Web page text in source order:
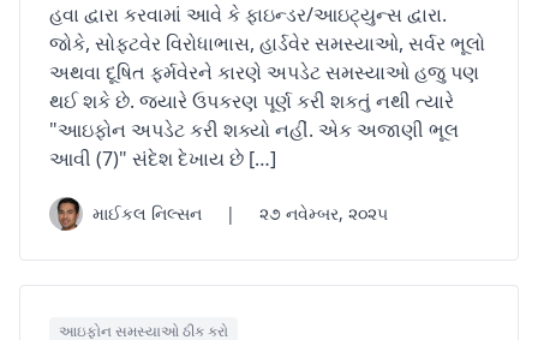
હવા દ્વારા કરવામાં આવે કે ફાઇન્ડર/આઇટ્યુન્સ દ્વારા.
જોકે, સોફ્ટવેર વિરોધાભાસ, હાર્ડવેર સમસ્યાઓ, સર્વર ભૂલો
અથવા દૂષિત ફર્મવેરને કારણે અપડેટ સમસ્યાઓ હજુ પણ
થઈ શકે છે. જ્યારે ઉપકરણ પૂર્ણ કરી શકતું નથી ત્યારે
"આઇફોન અપડેટ કરી શક્યો નહીં. એક અજાણી ભૂલ
આવી (7)" સંદેશ દેખાય છે […]
માઈકલ નિલ્સન | ૨૭ નવેમ્બર, ૨૦૨૫
આઇફોન સમસ્યાઓ ઠીક કરો